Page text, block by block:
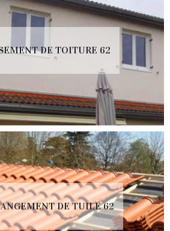
DE TOITURE 62
DE TUILE 62